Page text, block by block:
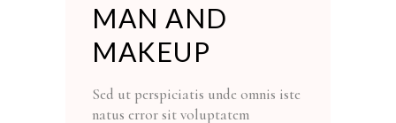
MAN AND
MAKEUP
Sed ut perspiciatis unde omnis iste
natus error sit voluptatem